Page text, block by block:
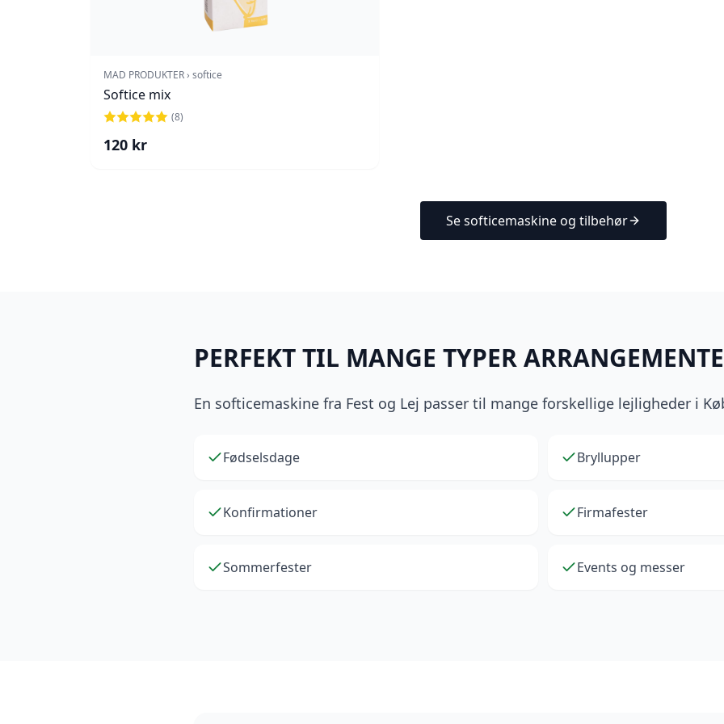
MAD PRODUKTER › softice
Softice mix
(8)
120 kr
Se softicemaskine og tilbehør
PERFEKT TIL MANGE TYPER
En softicemaskine fra Fest og Lej passer til mange forskellige lejligheder i
Fødselsdage Bryllupper
Konfirmationer Firmafester
Sommerfester Events og messer